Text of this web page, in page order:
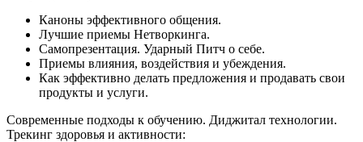
Каноны эффективного общения.
Лучшие приемы Нетворкинга.
Самопрезентация. Ударный Питч о себе.
Приемы влияния, воздействия и убеждения.
Как эффективно делать предложения и продавать свои
продукты и услуги.
Современные подходы к обучению. Диджитал технологии.
Трекинг здоровья и активности: